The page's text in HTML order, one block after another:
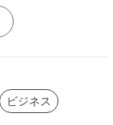
ビジネス